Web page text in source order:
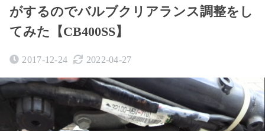
がするのでバルブクリアランス調整をし
てみた【CB400SS】
2017-12-24 2022-04-27